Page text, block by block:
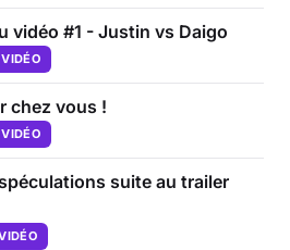
vidéo #1 - Justin vs Daigo
chez vous !
suite au trailer